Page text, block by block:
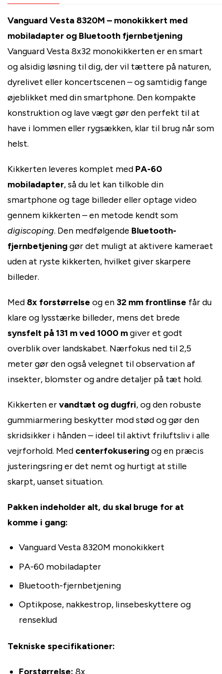
Vanguard Vesta 8320M – monokikkert med
mobiladapter og Bluetooth fjernbetjening
Vanguard Vesta 8x32 monokikkerten er en smart
og alsidig løsning til dig, der vil tættere på naturen,
dyrelivet eller koncertscenen – og samtidig fange
øjeblikket med din smartphone. Den kompakte
konstruktion og lave vægt gør den perfekt til at
have i lommen eller rygsækken, klar til brug når som
helst.
Kikkerten leveres komplet med PA-60
mobiladapter, så du let kan tilkoble din
smartphone og tage billeder eller optage video
gennem kikkerten – en metode kendt som
digiscoping. Den medfølgende Bluetooth-
fjernbetjeninggør det muligt at aktivere kameraet
uden at ryste kikkerten, hvilket giver skarpere
billeder.
Med 8x forstørrelse og en 32 mm frontlinse får du
klare og lysstærke billeder, mens det brede
synsfelt på 131 m ved 1000 mgiver et godt
overblik over landskabet. Nærfokus ned til 2,5
meter gør den også velegnet til observation af
insekter, blomster og andre detaljer på tæt hold.
Kikkerten ervandtæt og dugfri, og den robuste
gummiarmering beskytter mod stød og gør den
skridsikker i hånden – ideel til aktivt friluftsliv i alle
vejrforhold. Med centerfokuseringog en præcis
justeringsring er det nemt og hurtigt at stille
skarpt, uanset situation.
Pakken indeholder alt, du skal bruge for at
komme i gang:
Vanguard Vesta 8320M monokikkert
PA-60 mobiladapter
Bluetooth-fjernbetjening
Optikpose, nakkestrop, linsebeskyttere og
renseklud
Tekniske specifikationer:
Forstørrelse: 8x